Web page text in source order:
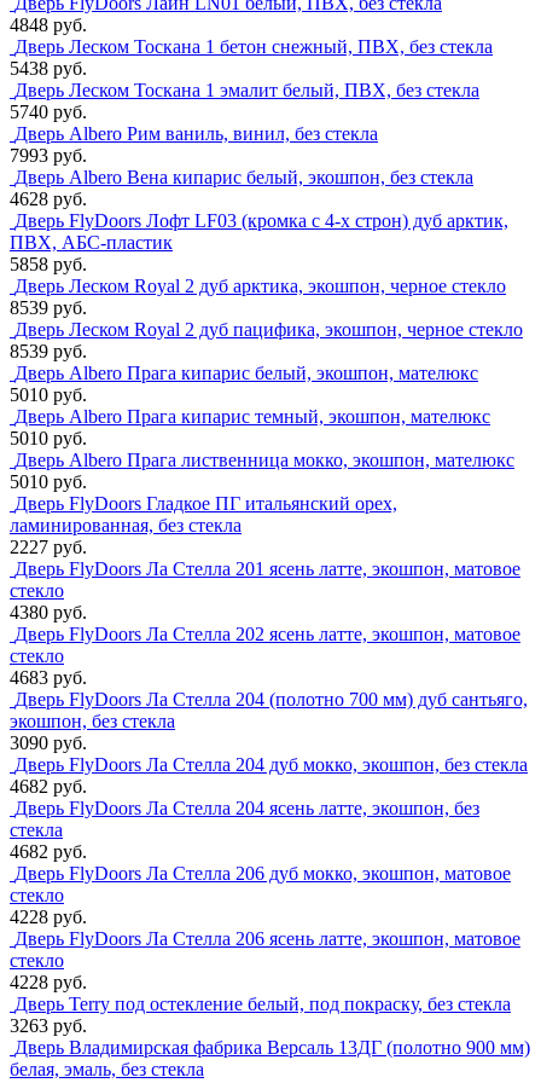
4848 руб.
Дверь Леском Тоскана 1 бетон снежный, ПВХ, без стекла
5438 руб.
Дверь Леском Тоскана 1 эмалит белый, ПВХ, без стекла
5740 руб.
Дверь Albero Рим ваниль, винил, без стекла
7993 руб.
Дверь Albero Вена кипарис белый, экошпон, без стекла
4628 руб.
Дверь FlyDoors Лофт LF03 (кромка с 4-х строн) дуб арктик,
ПВХ, АБС-пластик
5858 руб.
Дверь Леском Royal 2 дуб арктика, экошпон, черное стекло
8539 руб.
Дверь Леском Royal 2 дуб пацифика, экошпон, черное стекло
8539 руб.
Дверь Albero Прага кипарис белый, экошпон, мателюкс
5010 руб.
Дверь Albero Прага кипарис темный, экошпон, мателюкс
5010 руб.
Дверь Albero Прага лиственница мокко, экошпон, мателюкс
5010 руб.
Дверь FlyDoors Гладкое ПГ итальянский орех,
ламинированная, без стекла
2227 руб.
Дверь FlyDoors Ла Стелла 201 ясень латте, экошпон, матовое
стекло
4380 руб.
Дверь FlyDoors Ла Стелла 202 ясень латте, экошпон, матовое
стекло
4683 руб.
Дверь FlyDoors Ла Стелла 204 (полотно 700 мм) дуб сантьяго,
экошпон, без стекла
3090 руб.
Дверь FlyDoors Ла Стелла 204 дуб мокко, экошпон, без стекла
4682 руб.
Дверь FlyDoors Ла Стелла 204 ясень латте, экошпон, без
стекла
4682 руб.
Дверь FlyDoors Ла Стелла 206 дуб мокко, экошпон, матовое
стекло
4228 руб.
Дверь FlyDoors Ла Стелла 206 ясень латте, экошпон, матовое
стекло
4228 руб.
Дверь Terry под остекление белый, под покраску, без стекла
3263 руб.
Дверь Владимирская фабрика Версаль 13ДГ (полотно 900 мм)
белая, эмаль, без стекла